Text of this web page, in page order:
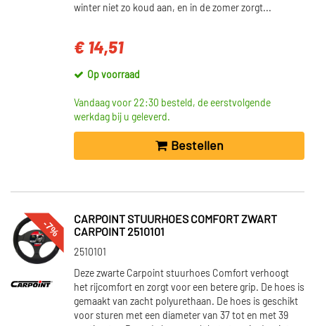
winter niet zo koud aan, en in de zomer zorgt...
€ 14,51
Op voorraad
Vandaag voor 22:30 besteld, de eerstvolgende
werkdag bij u geleverd.
Bestellen
-7%
CARPOINT STUURHOES COMFORT ZWART
CARPOINT 2510101
2510101
Deze zwarte Carpoint stuurhoes Comfort verhoogt
het rijcomfort en zorgt voor een betere grip. De hoes is
gemaakt van zacht polyurethaan. De hoes is geschikt
voor sturen met een diameter van 37 tot en met 39